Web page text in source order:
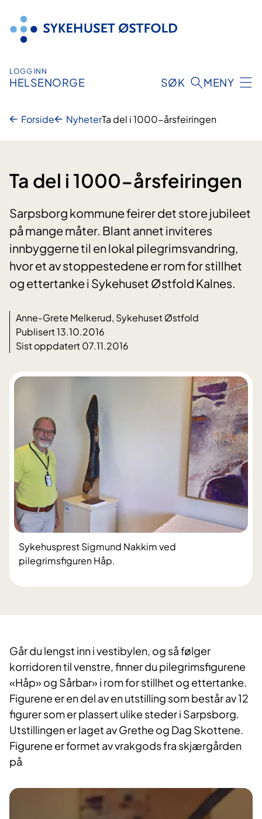
innhold
LOGG INN
HELSENORGE SØK MENY
Forside NyheterTa del i 1000-årsfeiringen
Ta del i 1000-årsfeiringen
Sarpsborg kommune feirer det store jubileet
på mange måter. Blant annet inviteres
innbyggerne til en lokal pilegrimsvandring,
hvor et av stoppestedene er rom for stillhet
og ettertanke i Sykehuset Østfold Kalnes.
Anne-Grete Melkerud, Sykehuset Østfold
Publisert 13.10.2016
Sist oppdatert 07.11.2016
Sykehusprest Sigmund Nakkim ved
pilegrimsfiguren Håp.
Går du lengst inn i vestibylen, og så følger
korridoren til venstre, finner du pilegrimsfigurene
«Håp» og Sårbar» i rom for stillhet og ettertanke.
Figurene er en del av en utstilling som består av 12
figurer som er plassert ulike steder i Sarpsborg.
Utstillingen er laget av Grethe og Dag Skottene.
Figurene er formet av vrakgods fra skjærgården
på